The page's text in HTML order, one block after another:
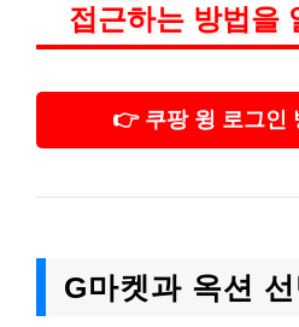
접근하는 방법을
👉 쿠팡 윙 로그인
G마켓과 옥션 선